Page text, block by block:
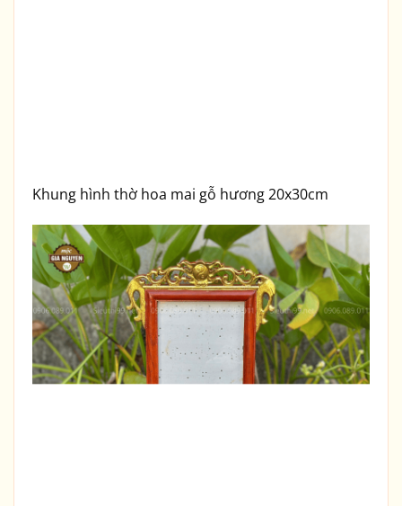
Khung hình thờ hoa mai gỗ hương 20x30cm